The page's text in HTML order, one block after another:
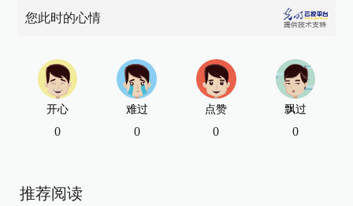
您此时的心情
开心
0
难过
0
点赞
0
飘过
0
推荐阅读